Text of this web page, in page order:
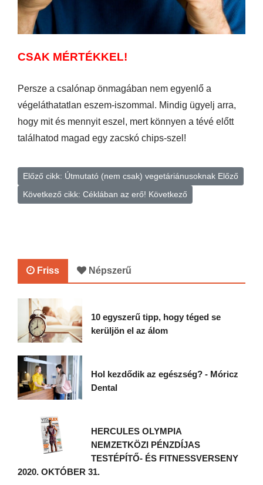
CSAK MÉRTÉKKEL!
Persze a csalónap önmagában nem egyenlő a
végeláthatatlan eszem-iszommal. Mindig ügyelj arra,
hogy mit és mennyit eszel, mert könnyen a tévé előtt
találhatod magad egy zacskó chips-szel!
Előző cikk: Útmutató (nem csak) vegetáriánusoknak Előző
Következő cikk: Céklában az erő! Következő
Friss Népszerű
10 egyszerű tipp, hogy téged se
kerüljön el az álom
Hol kezdődik az egészség? - Móricz
Dental
HERCULES OLYMPIA
NEMZETKÖZI PÉNZDÍJAS
TESTÉPÍTŐ- ÉS FITNESSVERSENY
2020. OKTÓBER 31.